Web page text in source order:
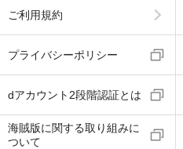
ご利用規約
プライバシーポリシー
dアカウント2段階認証とは
海賊版に関する取り組みに
ついて